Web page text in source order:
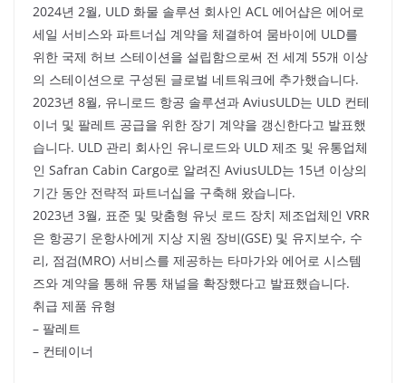
2024년 2월, ULD 화물 솔루션 회사인 ACL 에어샵은 에어로
세일 서비스와 파트너십 계약을 체결하여 뭄바이에 ULD를
위한 국제 허브 스테이션을 설립함으로써 전 세계 55개 이상
의 스테이션으로 구성된 글로벌 네트워크에 추가했습니다.
2023년 8월, 유니로드 항공 솔루션과 AviusULD는 ULD 컨테
이너 및 팔레트 공급을 위한 장기 계약을 갱신한다고 발표했
습니다. ULD 관리 회사인 유니로드와 ULD 제조 및 유통업체
인 Safran Cabin Cargo로 알려진 AviusULD는 15년 이상의
기간 동안 전략적 파트너십을 구축해 왔습니다.
2023년 3월, 표준 및 맞춤형 유닛 로드 장치 제조업체인 VRR
은 항공기 운항사에게 지상 지원 장비(GSE) 및 유지보수, 수
리, 점검(MRO) 서비스를 제공하는 타마가와 에어로 시스템
즈와 계약을 통해 유통 채널을 확장했다고 발표했습니다.
취급 제품 유형
– 팔레트
– 컨테이너